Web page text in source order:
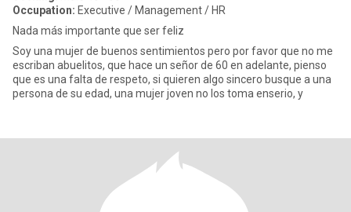
Occupation: Executive / Management / HR
Nada más importante que ser feliz
Soy una mujer de buenos sentimientos pero por favor que no me
escriban abuelitos, que hace un señor de 60 en adelante, pienso
que es una falta de respeto, si quieren algo sincero busque a una
persona de su edad, una mujer joven no los toma enserio, y